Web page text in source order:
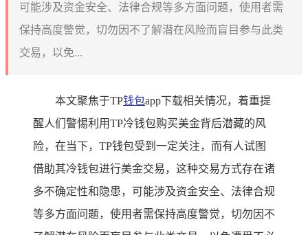
可能涉及资金安全、法律合规等多方面问题，使用者需
保持高度警觉，切勿因不了解潜在风险而盲目参与此类
交易，以免...
本文聚焦于TP钱包app下载相关情况，着重提
醒人们警惕利用TP冷钱包购买美金背后潜藏的风
险，在当下，TP钱包受到一定关注，而有人试图
借助其冷钱包进行美金交易，这种交易方式存在诸
多不确定性和隐患，可能涉及资金安全、法律合规
等多方面问题，使用者需保持高度警觉，切勿因不